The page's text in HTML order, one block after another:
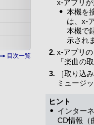
目次一覧
x-アプリ
本機を
は、x-
本機で
示され
x-アプリ
「楽曲の
［取り込
ミュージ
ヒント
インター
CD情報（